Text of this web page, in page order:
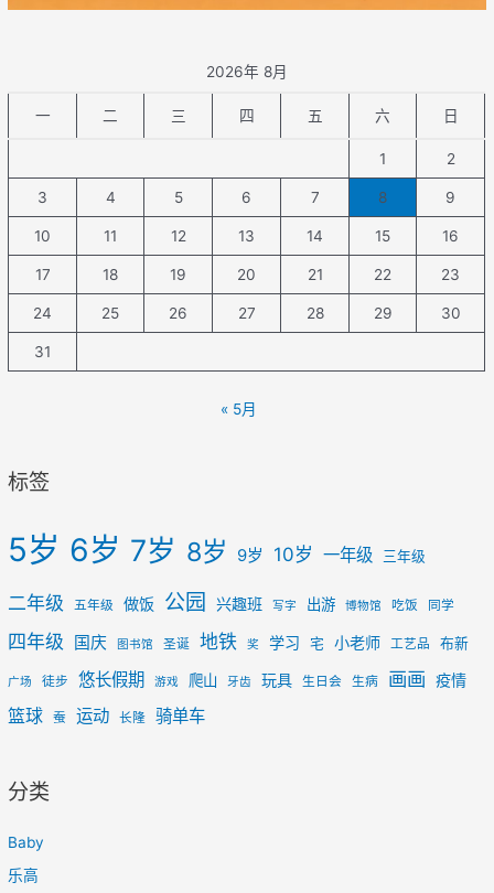
2026年 8月
一 二 三 四 五 六 日
1 2
3 4 5 6 7 8 9
10 11 12 13 14 15 16
17 18 19 20 21 22 23
24 25 26 27 28 29 30
31
« 5月
标签
5岁 6岁 7岁 8岁 9岁 10岁 一年级 三年级
二年级 五年级 做饭 公园 兴趣班 写字 出游 博物馆 吃饭 同学
四年级 国庆 图书馆 圣诞 地铁 奖 学习 宅 小老师 工艺品 布新
广场 徒步 悠长假期 游戏 爬山 牙齿 玩具 生日会 生病 画画 疫情
篮球 蚕 运动 长隆 骑单车
分类
Baby
乐高